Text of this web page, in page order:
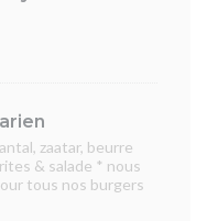
zaatar, beurre
& salade * nous
tous nos burgers